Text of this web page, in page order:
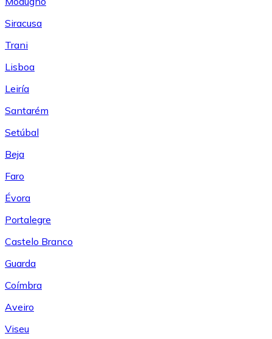
Siracusa
Trani
Lisboa
Leiría
Santarém
Setúbal
Beja
Faro
Évora
Portalegre
Castelo Branco
Guarda
Coímbra
Aveiro
Viseu